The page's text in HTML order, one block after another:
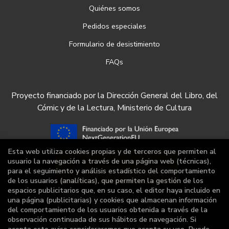
Quiénes somos
Pedidos especiales
Formulario de desistimiento
FAQs
Proyecto financiado por la Dirección General del Libro, del
Cómic y de la Lectura, Ministerio de Cultura
Esta web utiliza cookies propias y de terceros que permiten al
usuario la navegación a través de una página web (técnicas),
para el seguimiento y análisis estadístico del comportamiento
de los usuarios (analíticas), que permiten la gestión de los
espacios publicitarios que, en su caso, el editor haya incluido en
una página (publicitarias) y cookies que almacenan información
del comportamiento de los usuarios obtenida a través de la
observación continuada de sus hábitos de navegación. Si